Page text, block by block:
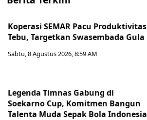
Koperasi SEMAR Pacu Produktivitas
Tebu, Targetkan Swasembada Gula
Sabtu, 8 Agustus 2026, 8:59 AM
Legenda Timnas Gabung di
Soekarno Cup, Komitmen Bangun
Talenta Muda Sepak Bola Indonesia